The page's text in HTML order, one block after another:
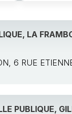
LA
6 RUE
PUBLIQUE,